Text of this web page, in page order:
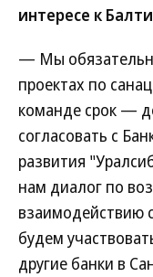
интересе к
— Мы
проектах по
команде срок —
согласовать с
развития
нам диалог по
взаимодействию
будем
другие банки в